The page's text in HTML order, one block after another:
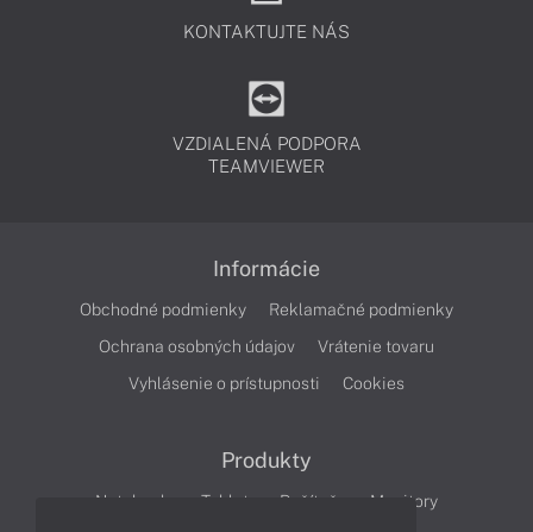
KONTAKTUJTE NÁS
VZDIALENÁ PODPORA
TEAMVIEWER
Informácie
Obchodné podmienky
Reklamačné podmienky
Ochrana osobných údajov
Vrátenie tovaru
Vyhlásenie o prístupnosti
Cookies
Produkty
Notebooky Tablety Počítače Monitory